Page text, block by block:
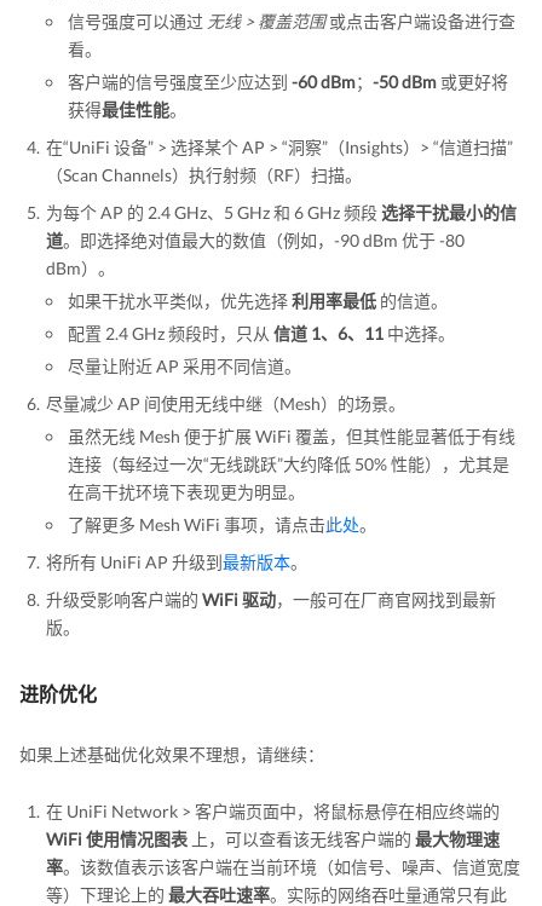
信号强度可以通过 无线 > 覆盖范围或点击客户端设备进行查
看。
客户端的信号强度至少应达到 -60 dBm； -50 dBm 或更好将
获得最佳性能。
在“UniFi 设备” > 选择某个 AP > “洞察”（Insights）> “信道扫描”
（Scan Channels）执行射频（RF）扫描。
为每个 AP 的 2.4 GHz、5 GHz 和 6 GHz 频段选择干扰最小的信
道。即选择绝对值最大的数值（例如，-90 dBm 优于 -80
dBm）。
如果干扰水平类似，优先选择利用率最低 的信道。
配置 2.4 GHz 频段时，只从 信道 1、6、11 中选择。
尽量让附近 AP 采用不同信道。
尽量减少 AP 间使用无线中继（Mesh）的场景。
虽然无线 Mesh 便于扩展 WiFi 覆盖，但其性能显著低于有线
连接（每经过一次“无线跳跃”大约降低 50% 性能），尤其是
在高干扰环境下表现更为明显。
了解更多 Mesh WiFi 事项，请点击此处。
将所有 UniFi AP 升级到最新版本。
升级受影响客户端的 WiFi 驱动，一般可在厂商官网找到最新
版。
进阶优化
如果上述基础优化效果不理想，请继续：
在 UniFi Network > 客户端页面中，将鼠标悬停在相应终端的
WiFi 使用情况图表 上，可以查看该无线客户端的 最大物理速
率。该数值表示该客户端在当前环境（如信号、噪声、信道宽度
等）下理论上的 最大吞吐速率。实际的网络吞吐量通常只有此